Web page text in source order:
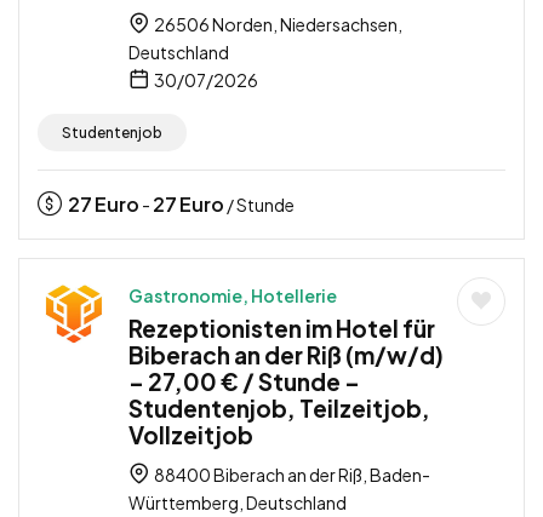
26506 Norden, Niedersachsen,
Deutschland
30/07/2026
Studentenjob
27Euro - 27Euro / Stunde
Gastronomie, Hotellerie
Rezeptionisten im Hotel für
Biberach an der Riß (m/w/d)
– 27,00 € / Stunde –
Studentenjob, Teilzeitjob,
Vollzeitjob
88400 Biberach an der Riß, Baden-
Württemberg, Deutschland